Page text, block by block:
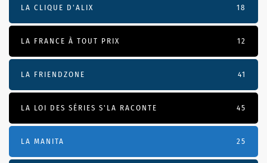
LA CLIQUE D'ALIX 18
LA FRANCE À TOUT PRIX 12
LA FRIENDZONE 41
LA LOI DES SÉRIES S'LA RACONTE 45
LA MANITA 25